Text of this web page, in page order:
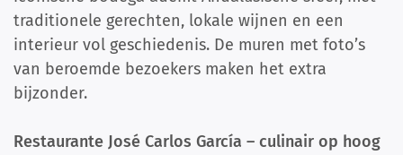
traditionele gerechten, lokale wijnen en een
interieur vol geschiedenis. De muren met foto’s
van beroemde bezoekers maken het extra
bijzonder.
Restaurante José Carlos García – culinair op hoog